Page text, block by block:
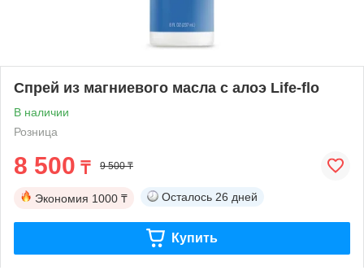
Спрей из магниевого масла с алоэ Life-flo
В наличии
Розница
8 500 ₸ 9 500 ₸
Экономия 1000 ₸ Осталось 26 дней
Купить